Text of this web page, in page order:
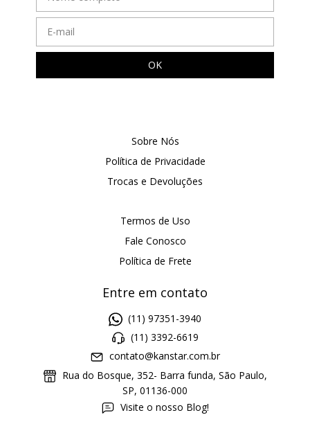
Sobre Nós
Política de Privacidade
Trocas e Devoluções
Termos de Uso
Fale Conosco
Política de Frete
Entre em contato
(11) 97351-3940
(11) 3392-6619
contato@kanstar.com.br
Rua do Bosque, 352- Barra funda, São Paulo,
SP, 01136-000
Visite o nosso Blog!